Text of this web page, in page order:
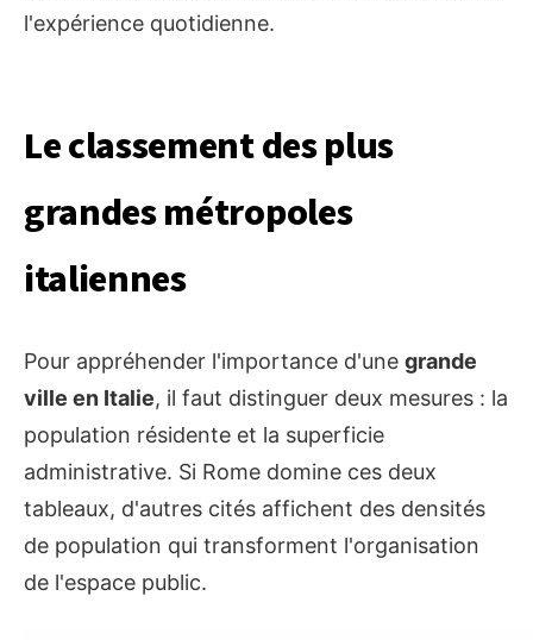
l'expérience quotidienne.
Le classement des plus
grandes métropoles
italiennes
Pour appréhender l'importance d'une grande
ville en Italie, il faut distinguer deux mesures : la
population résidente et la superficie
administrative. Si Rome domine ces deux
tableaux, d'autres cités affichent des densités
de population qui transforment l'organisation
de l'espace public.